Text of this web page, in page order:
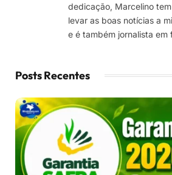
dedicação, Marcelino
levar as boas notícias a
e é também jornalista em
Posts Recentes